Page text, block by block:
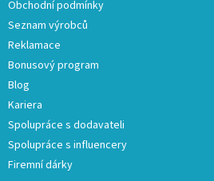
Obchodní podmínky
Seznam výrobců
Reklamace
Bonusový program
Blog
Kariera
Spolupráce s dodavateli
Spolupráce s influencery
Firemní dárky